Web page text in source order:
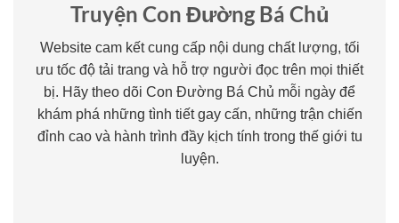
Truyện Con Đường Bá Chủ
Website cam kết cung cấp nội dung chất lượng, tối
ưu tốc độ tải trang và hỗ trợ người đọc trên mọi thiết
bị. Hãy theo dõi Con Đường Bá Chủ mỗi ngày để
khám phá những tình tiết gay cấn, những trận chiến
đỉnh cao và hành trình đầy kịch tính trong thế giới tu
luyện.